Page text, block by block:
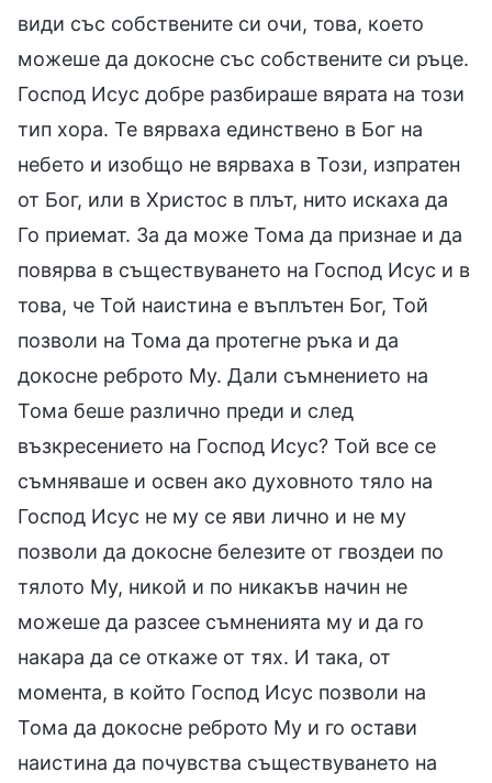
види със собствените си очи, това, което
можеше да докосне със собствените си ръце.
Господ Исус добре разбираше вярата на този
тип хора. Те вярваха единствено в Бог на
небето и изобщо не вярваха в Този, изпратен
от Бог, или в Христос в плът, нито искаха да
Го приемат. За да може Тома да признае и да
повярва в съществуването на Господ Исус и в
това, че Той наистина е въплътен Бог, Той
позволи на Тома да протегне ръка и да
докосне реброто Му. Дали съмнението на
Тома беше различно преди и след
възкресението на Господ Исус? Той все се
съмняваше и освен ако духовното тяло на
Господ Исус не му се яви лично и не му
позволи да докосне белезите от гвоздеи по
тялото Му, никой и по никакъв начин не
можеше да разсее съмненията му и да го
накара да се откаже от тях. И така, от
момента, в който Господ Исус позволи на
Тома да докосне реброто Му и го остави
наистина да почувства съществуването на